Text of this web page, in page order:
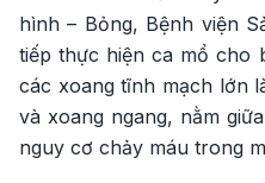
hình – Bỏng, Bệnh viện
tiếp thực hiện ca mổ cho
các xoang tĩnh mạch lớn
và xoang ngang, nằm
nguy cơ chảy máu trong